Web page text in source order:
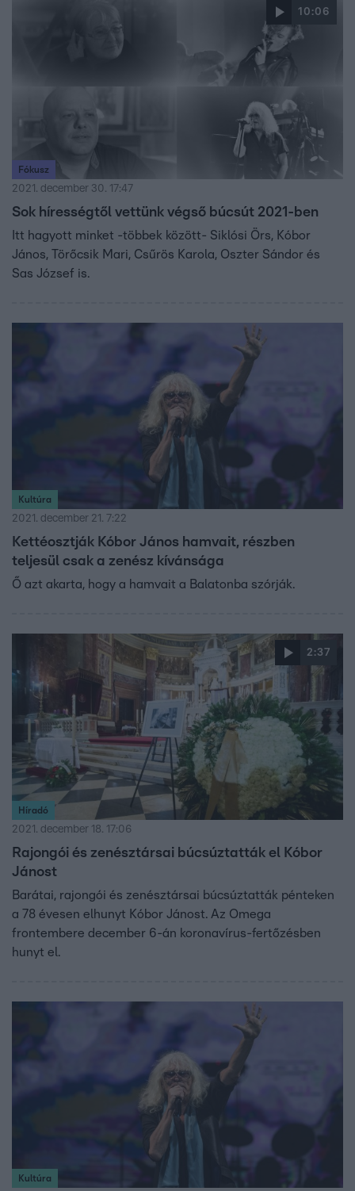
10:06
Fókusz
2021. december 30. 17:47
Sok hírességtől vettünk végső búcsút 2021-ben
Itt hagyott minket -többek között- Siklósi Örs, Kóbor
János, Törőcsik Mari, Csűrös Karola, Oszter Sándor és
Sas József is.
Kultúra
2021. december 21. 7:22
Kettéosztják Kóbor János hamvait, részben
teljesül csak a zenész kívánsága
Ő azt akarta, hogy a hamvait a Balatonba szórják.
2:37
Híradó
2021. december 18. 17:06
Rajongói és zenésztársai búcsúztatták el Kóbor
Jánost
Barátai, rajongói és zenésztársai búcsúztatták pénteken
a 78 évesen elhunyt Kóbor Jánost. Az Omega
frontembere december 6-án koronavírus-fertőzésben
hunyt el.
Kultúra